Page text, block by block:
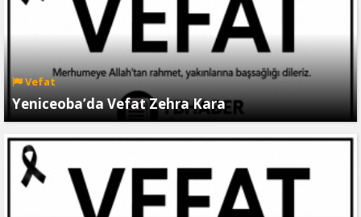
Vefat
Yeniceoba’da Vefat Zehra Kara